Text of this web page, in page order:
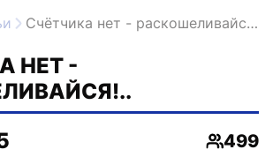
Счётчика нет - раскошеливайся!..
НЕТ -
499